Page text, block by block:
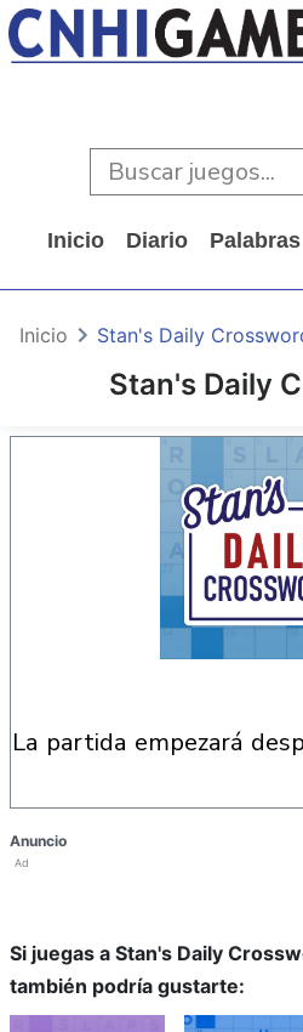
Inicio Diario Palabras
Stan's Daily
Inicio Stan's Daily
la partida empezará
Anuncio
Ad
Si juegas a Stan's Daily
también podría gustarte: